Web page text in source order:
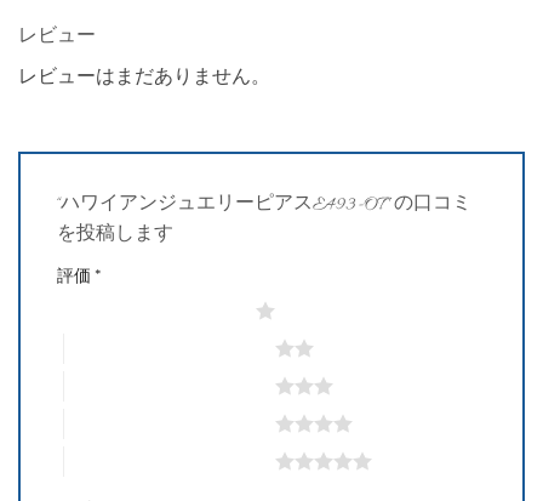
レビュー
レビューはまだありません。
“ハワイアンジュエリーピアスE493-OT” の口コミ
を投稿します
評価 *